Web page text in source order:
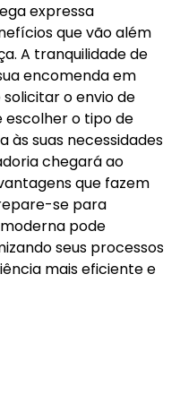
expressa
que vão além
A tranquilidade de
encomenda em
o envio de
escolher o tipo de
às suas necessidades
chegará ao
que fazem
se para
pode
seus processos
mais eficiente e